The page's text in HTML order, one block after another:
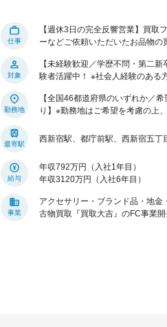
仕事
【週休3日の完全反響営業】買取
ーなどご依頼いただいたお品物の
対象
【未経験歓迎／学歴不問・第二
験者活躍中！ ※社会人経験のある
勤務地
【全国46都道府県のいずれか／
り】※勤務地はご希望を考慮の上
最寄駅
西新宿駅、都庁前駅、西新宿五丁
給与
年収792万円（入社1年目）
年収3120万円（入社6年目）
事業
アクセサリー・ブランド品・地
古物買取『買取大吉』のFC事業開